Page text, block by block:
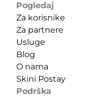
Pogledaj
Za korisnike
Za partnere
Usluge
Blog
O nama
Skini Postay
Podrška